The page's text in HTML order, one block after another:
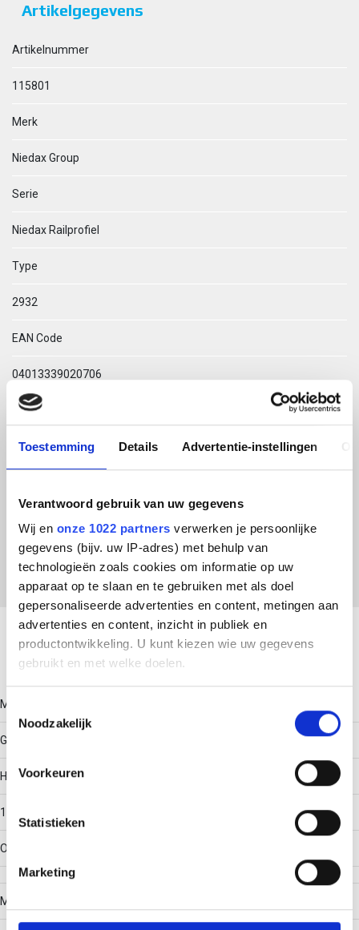
Toestemming Details Advertentie-instellingen
Verantwoord gebruik van uw gegevens
Wij en onze 1022 partners verwerken je persoonlijke
gegevens (bijv. uw IP-adres) met behulp van
technologieën zoals cookies om informatie op uw
apparaat op te slaan en te gebruiken met als doel
gepersonaliseerde advertenties en content, metingen aan
advertenties en content, inzicht in publiek en
productontwikkeling. U kunt kiezen wie uw gegevens
gebruikt en met welke doelen.
Informatie verzamelen over uw geografische locatie,
Uw apparaat identificeren door het actief te scannen
op specifieke eigenschappen (fingerprinting)
verwerkt en stel uw voorkeuren in het
detailgedeelte in.
personaliseren, om functies voor social media te bieden
Toestemmingsselectie
Noodzakelijk
Voorkeuren
Statistieken
Marketing
Artikelgegevens
Artikelnummer
115801
Merk
Niedax Group
Serie
Niedax Railprofiel
Type
2932
EAN Code
04013339020706
Technische omschrijving
2932/2 BO C-PROFIEL
regelapparatuur
Download productsheet
Technische gegevens
Model
G-rail
Hoogte
15
Oppervlaktebescherming
Materiaaldikte